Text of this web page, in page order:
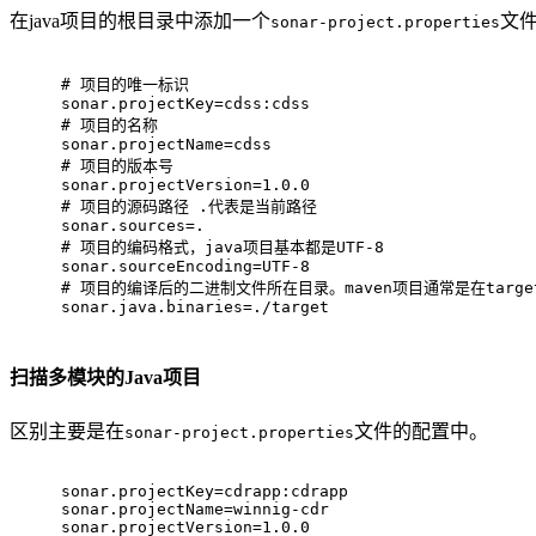
在java项目的根目录中添加一个sonar-project.properties文件
# 项目的唯一标识
sonar.projectKey=cdss:cdss
# 项目的名称
sonar.projectName=cdss
# 项目的版本号
sonar.projectVersion=1.0.0
# 项目的源码路径 .代表是当前路径
sonar.sources= .
# 项目的编码格式，java项目基本都是UTF-8
sonar.sourceEncoding=UTF-8
# 项目的编译后的二进制文件所在目录。maven项目通常是在
sonar.java.binaries= ./target
扫描多模块的Java项目
区别主要是在sonar-project.properties文件的配置中。
sonar.projectKey=cdrapp:cdrapp
sonar.projectName=winnig-cdr
sonar.projectVersion=1.0.0